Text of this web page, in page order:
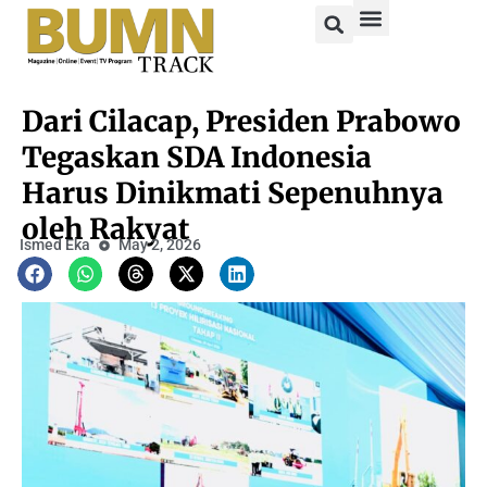
Dari Cilacap, Presiden Prabowo
Tegaskan SDA Indonesia
Harus Dinikmati Sepenuhnya
oleh Rakyat
Ismed Eka May 2, 2026